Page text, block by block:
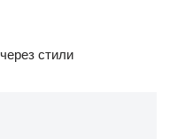
стили